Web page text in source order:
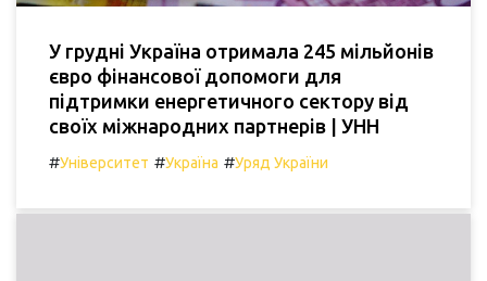
У грудні Україна отримала 245 мільйонів
євро фінансової допомоги для
підтримки енергетичного сектору від
своїх міжнародних партнерів | УНН
#Університет #Україна #Уряд України